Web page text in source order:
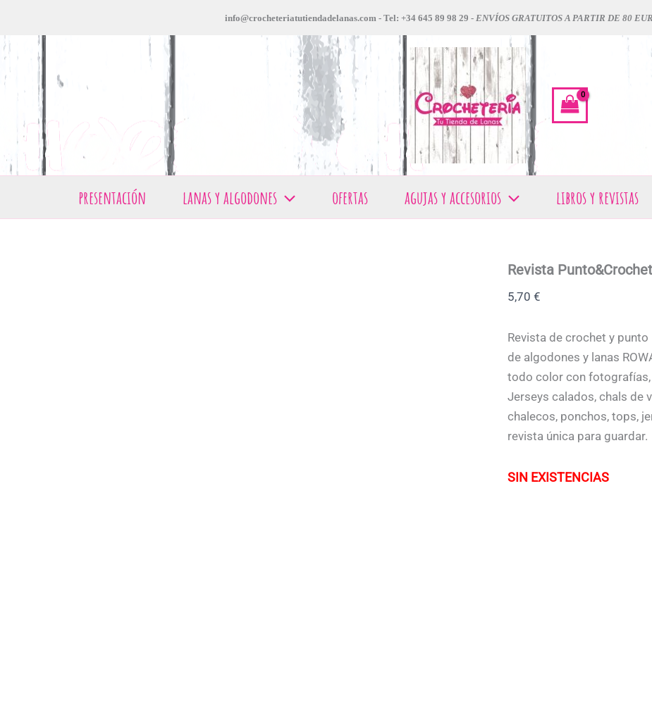
contenido
info@crocheteriatutiendadelanas.com - Tel: +34 645 89 98 29 -ENVÍOS GRATUITOS A PARTIR DE 80
presentación lanas y algodones ofertas agujas y accesorios libros y revistas
Revista
5,70 €
Revista de crochet y
de algodones y lanas
todo color con
Jerseys calados, chals de
chalecos, ponchos, tops,
revista única para guardar.
SIN EXISTENCIAS